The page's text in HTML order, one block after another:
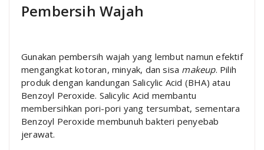
Pembersih Wajah
Gunakan pembersih wajah yang lembut namun efektif
mengangkat kotoran, minyak, dan sisa makeup. Pilih
produk dengan kandungan Salicylic Acid (BHA) atau
Benzoyl Peroxide. Salicylic Acid membantu
membersihkan pori-pori yang tersumbat, sementara
Benzoyl Peroxide membunuh bakteri penyebab
jerawat.